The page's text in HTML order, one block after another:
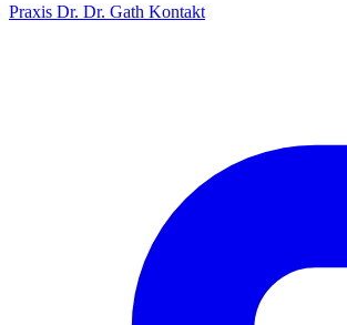
Praxis Dr. Dr. Gath Kontakt